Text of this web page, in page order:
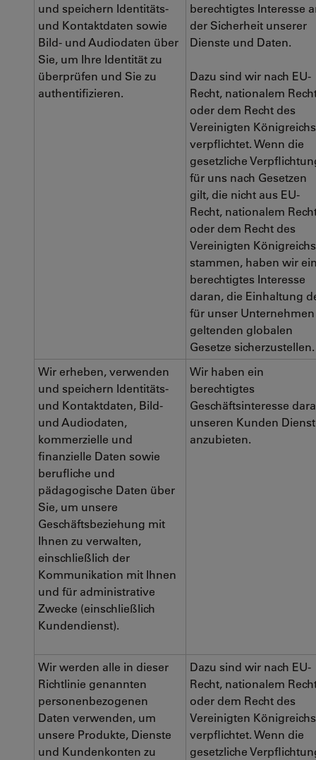
und speichern Identitäts-
und Kontaktdaten sowie
Bild- und Audiodaten über
Sie, um Ihre Identität zu
überprüfen und Sie zu
authentifizieren.
berechtigtes Interesse
der Sicherheit unserer
Dienste und Daten.
Dazu sind wir nach EU-
Recht, nationalem
oder dem Recht des
Vereinigten Königreichs
verpflichtet. Wenn die
gesetzliche
für uns nach Gesetzen
gilt, die nicht aus EU-
Recht, nationalem
oder dem Recht des
Vereinigten Königreichs
stammen, haben wir
berechtigtes Interesse
daran, die Einhaltung
für unser Unternehmen
geltenden globalen
Gesetze sicherzustellen.
Wir erheben, verwenden
und speichern Identitäts-
und Kontaktdaten, Bild-
und Audiodaten,
kommerzielle und
finanzielle Daten sowie
berufliche und
pädagogische Daten über
Sie, um unsere
Geschäftsbeziehung mit
Ihnen zu verwalten,
einschließlich der
Kommunikation mit Ihnen
und für administrative
Zwecke (einschließlich
Kundendienst).
Wir haben ein
berechtigtes
Geschäftsinteresse
unseren Kunden
anzubieten.
Wir werden alle in dieser
Richtlinie genannten
personenbezogenen
Daten verwenden, um
unsere Produkte, Dienste
und Kundenkonten zu
Dazu sind wir nach EU-
Recht, nationalem
oder dem Recht des
Vereinigten Königreichs
verpflichtet. Wenn die
gesetzliche